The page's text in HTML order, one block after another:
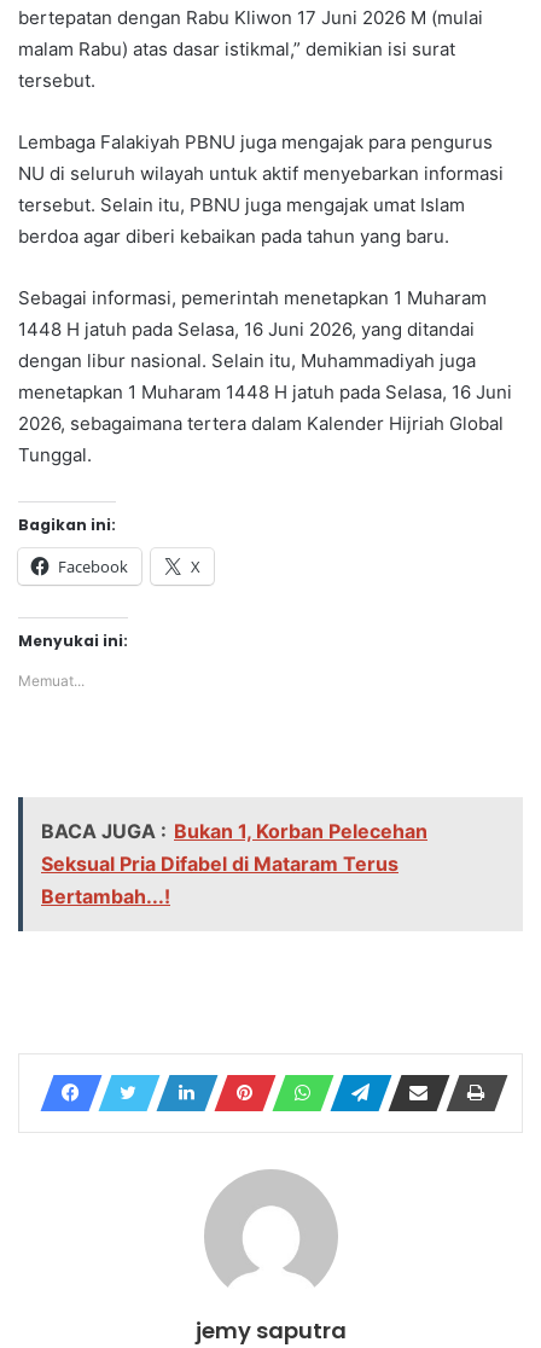
bertepatan dengan Rabu Kliwon 17 Juni 2026 M (mulai
malam Rabu) atas dasar istikmal,” demikian isi surat
tersebut.
Lembaga Falakiyah PBNU juga mengajak para pengurus
NU di seluruh wilayah untuk aktif menyebarkan informasi
tersebut. Selain itu, PBNU juga mengajak umat Islam
berdoa agar diberi kebaikan pada tahun yang baru.
Sebagai informasi, pemerintah menetapkan 1 Muharam
1448 H jatuh pada Selasa, 16 Juni 2026, yang ditandai
dengan libur nasional. Selain itu, Muhammadiyah juga
menetapkan 1 Muharam 1448 H jatuh pada Selasa, 16 Juni
2026, sebagaimana tertera dalam Kalender Hijriah Global
Tunggal.
Bagikan ini:
Facebook X
Menyukai ini:
Memuat...
BACA JUGA : Bukan 1, Korban Pelecehan
Seksual Pria Difabel di Mataram Terus
Bertambah...!
jemy saputra